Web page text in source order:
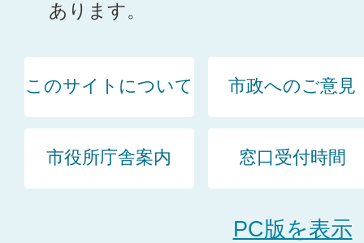
あります。
このサイトについて 市政へのご意見
市役所庁舎案内 窓口受付時間
PC版を表示